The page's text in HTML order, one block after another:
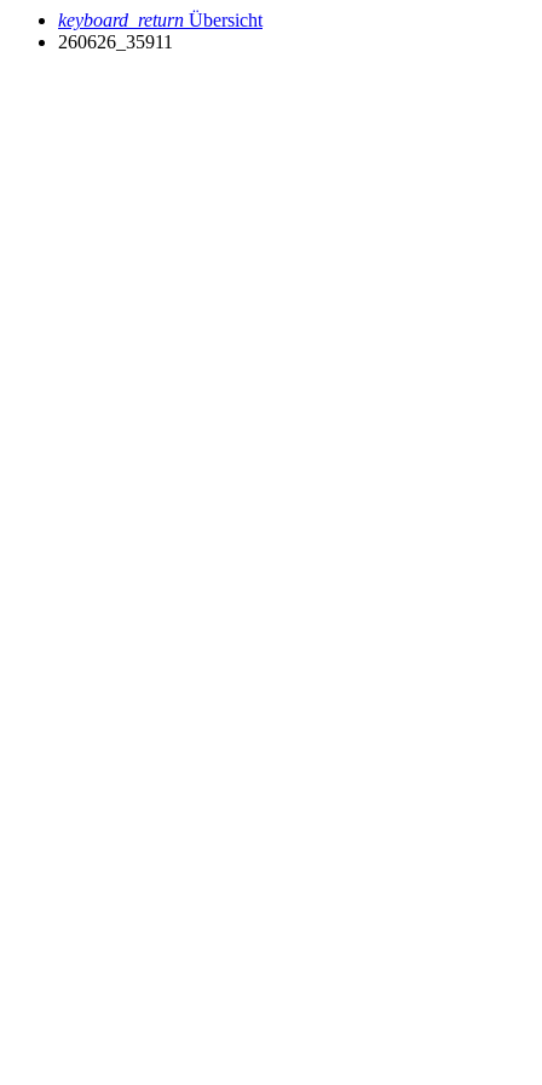
keyboard_return Übersicht
260626_35911